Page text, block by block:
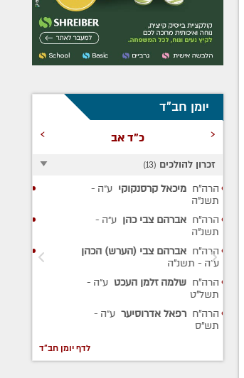
יומן חב"ד
‹
› כ"ד אב
זכרון להולכים (
13
)
מרת פריווא גאלדשטיין ע״ה
תש"מ
מרת אסתר פרידה חיימסון
תרפ"ט
הרה"ח משה מייזליש ע״ה- תר"ט
לדף יומן חב"ד